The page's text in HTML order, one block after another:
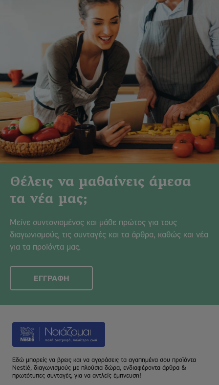
Θέλεις να μαθαίνεις άμεσα
τα νέα μας;
Μείνε συντονισμένος και μάθε πρώτος για τους
διαγωνισμούς, τις συνταγές και τα άρθρα, καθώς και νέα
για τα προϊόντα μας.
ΕΓΓΡΑΦΗ
Εδώ μπορείς να βρεις και να αγοράσεις τα αγαπημένα σου προϊόντα
Nestlé, διαγωνισμούς με πλούσια δώρα, ενδιαφέροντα άρθρα &
πρωτότυπες συνταγές, για να αντλείς έμπνευση!